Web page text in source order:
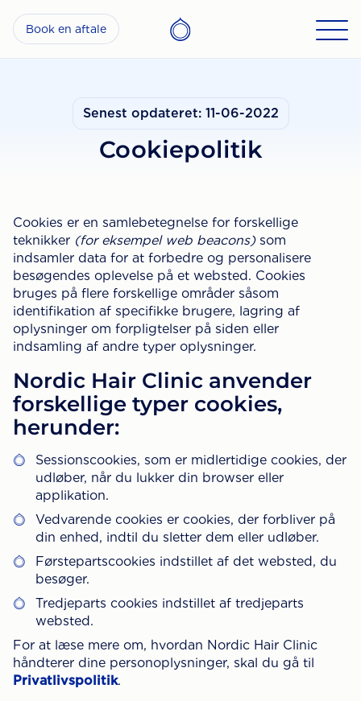
Book en aftale
Senest opdateret: 11-06-2022
Cookiepolitik
Cookies er en samlebetegnelse for forskellige
teknikker (for eksempel web beacons)som
indsamler data for at forbedre og personalisere
besøgendes oplevelse på et websted. Cookies
bruges på flere forskellige områder såsom
identifikation af specifikke brugere, lagring af
oplysninger om forpligtelser på siden eller
indsamling af andre typer oplysninger.
Nordic Hair Clinic anvender
forskellige typer cookies,
herunder:
Sessionscookies, som er midlertidige cookies, der
udløber, når du lukker din browser eller
applikation.
Vedvarende cookies er cookies, der forbliver på
din enhed, indtil du sletter dem eller udløber.
Førstepartscookies indstillet af det websted, du
besøger.
Tredjeparts cookies indstillet af tredjeparts
websted.
For at læse mere om, hvordan Nordic Hair Clinic
håndterer dine personoplysninger, skal du gå til
Privatlivspolitik.